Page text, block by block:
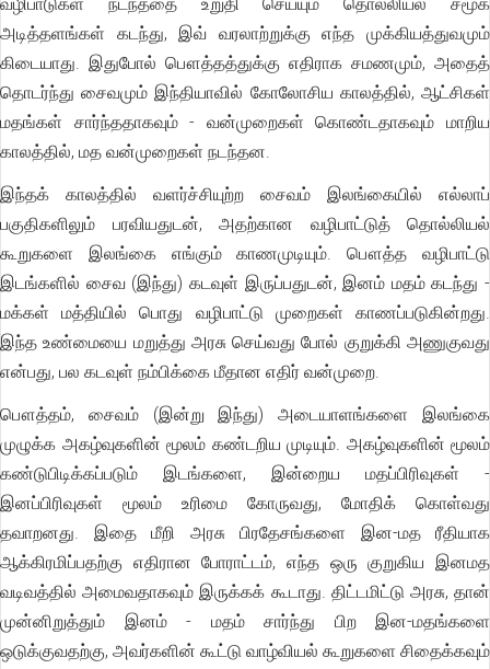
அடித்தளங்கள் கடந்து, இவ் வரலாற்றுக்கு எந்த முக்கியத்துவமும்
கிடையாது. இதுபோல் பௌத்தத்துக்கு எதிராக சமணமும், அதைத்
தொடர்ந்து சைவமும் இந்தியாவில் கோலோசிய காலத்தில், ஆட்சிகள்
மதங்கள் சார்ந்ததாகவும் - வன்முறைகள் கொண்டதாகவும் மாறிய
காலத்தில், மத வன்முறைகள் நடந்தன.
இந்தக் காலத்தில் வளர்ச்சியுற்ற சைவம் இலங்கையில் எல்லாப்
பகுதிகளிலும் பரவியதுடன், அதற்கான வழிபாட்டுத் தொல்லியல்
கூறுகளை இலங்கை எங்கும் காணமுடியும். பௌத்த வழிபாட்டு
இடங்களில் சைவ (இந்து) கடவுள் இருப்பதுடன், இனம் மதம் கடந்து -
மக்கள் மத்தியில் பொது வழிபாட்டு முறைகள் காணப்படுகின்றது.
இந்த உண்மையை மறுத்து அரசு செய்வது போல் குறுக்கி அணுகுவது
என்பது, பல கடவுள் நம்பிக்கை மீதான எதிர் வன்முறை.
பௌத்தம், சைவம் (இன்று இந்து) அடையாளங்களை இலங்கை
முழுக்க அகழ்வுகளின் மூலம் கண்டறிய முடியும். அகழ்வுகளின் மூலம்
கண்டுபிடிக்கப்படும் இடங்களை, இன்றைய மதப்பிரிவுகள் -
இனப்பிரிவுகள் மூலம் உரிமை கோருவது, மோதிக் கொள்வது
தவாறனது. இதை மீறி அரசு பிரதேசங்களை இன-மத ரீதியாக
ஆக்கிரமிப்பதற்கு எதிரான போராட்டம், எந்த ஒரு குறுகிய இனமத
வடிவத்தில் அமைவதாகவும் இருக்கக் கூடாது. திட்டமிட்டு அரசு, தான்
முன்னிறுத்தும் இனம் - மதம் சார்ந்து பிற இன-மதங்களை
ஒடுக்குவதற்கு, அவர்களின் கூட்டு வாழ்வியல் கூறுகளை சிதைக்கவும்